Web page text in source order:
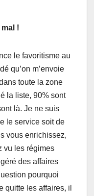
!
le favoritisme au
qu’on m’envoie
toute la zone
la liste, 90% sont
là. Je ne suis
le service soit de
vous enrichissez,
vu les régimes
des affaires
pourquoi
quitte les affaires, il